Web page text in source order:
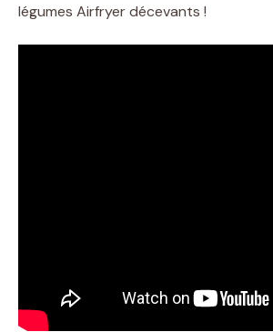
légumes Airfryer décevants !